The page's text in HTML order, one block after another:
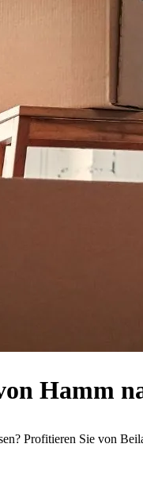
Hamm
Profitieren Sie von